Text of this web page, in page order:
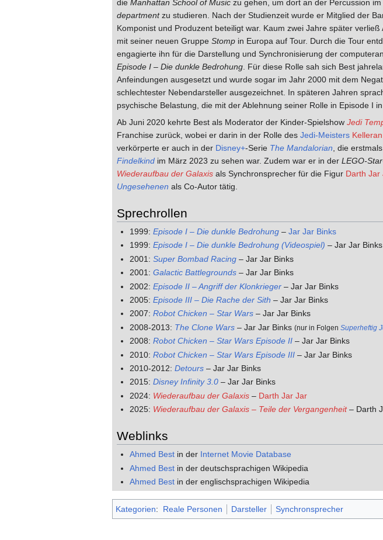
die Manhattan School of Music zu gehen, um dort an der Percussion im
departmentzu studieren. Nach der Studienzeit wurde er Mitglied der
Komponist und Produzent beteiligt war. Kaum zwei Jahre später
mit seiner neuen Gruppe Stomp in Europa auf Tour. Durch die Tour
engagierte ihn für die Darstellung und Synchronisierung der
Episode I – Die dunkle Bedrohung . Für diese Rolle sah sich Best
Anfeindungen ausgesetzt und wurde sogar im Jahr 2000 mit dem
schlechtester Nebendarsteller ausgezeichnet. In späteren Jahren
psychische Belastung, die mit der Ablehnung seiner Rolle in Episode I
Ab Juni 2020 kehrte Best als Moderator der Kinder-Spielshow Jedi
Franchise zurück, wobei er darin in der Rolle des Jedi-Meisters
verkörperte er auch in der Disney+-Serie The Mandalorian , die
Findelkind im März 2023 zu sehen war. Zudem war er in der LEGO-
Wiederaufbau der Galaxis als Synchronsprecher für die Figur Darth Jar
Ungesehenen als Co-Autor tätig.
Sprechrollen
1999:Episode I – Die dunkle Bedrohung –Jar Jar Binks
1999:Episode I – Die dunkle Bedrohung (Videospiel) – Jar Jar Binks
2001:Super Bombad Racing – Jar Jar Binks
2001:Galactic Battlegrounds – Jar Jar Binks
2002:Episode II – Angriff der Klonkrieger – Jar Jar Binks
2005:Episode III – Die Rache der Sith – Jar Jar Binks
2007:Robot Chicken – Star Wars – Jar Jar Binks
2008-2013: The Clone Wars – Jar Jar Binks(nur in FolgenSuperheftig
2008:Robot Chicken – Star Wars Episode II – Jar Jar Binks
2010:Robot Chicken – Star Wars Episode III – Jar Jar Binks
2010-2012:Detours – Jar Jar Binks
2015:Disney Infinity 3.0 – Jar Jar Binks
2024: Wiederaufbau der Galaxis – Darth Jar Jar
2025: Wiederaufbau der Galaxis – Teile der Vergangenheit– Darth
Weblinks
Ahmed Best in der Internet Movie Database
Ahmed Best in der deutschsprachigen Wikipedia
Ahmed Best in der englischsprachigen Wikipedia
Kategorien: Reale Personen Darsteller Synchronsprecher